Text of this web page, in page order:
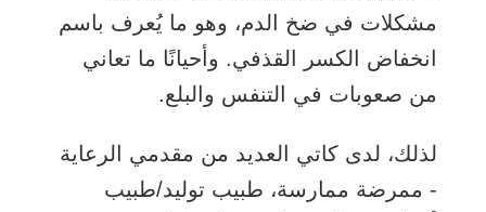
مشكلات في ضخ الدم، وهو ما يُعرف باسم
انخفاض الكسر القذفي. وأحيانًا ما تعاني
من صعوبات في التنفس والبلع.
لذلك، لدى كاتي العديد من مقدمي الرعاية
- ممرضة ممارسة، طبيب توليد/طبيب